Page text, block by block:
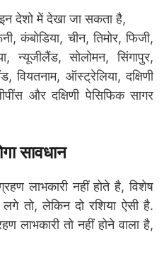
देशो में देखा जा सकता है,
कंबोडिया, चीन, तिमोर, फिजी,
न्यूजीलैंड, सोलोमन, सिंगापुर,
वियतनाम, ऑस्ट्रेलिया, दक्षिणी
और दक्षिणी पेसिफिक सागर
सावधान
लाभकारी नहीं होते है, विशेष
तो, लेकिन दो रशिया ऐसी है.
लाभकारी तो नहीं होने वाला है,